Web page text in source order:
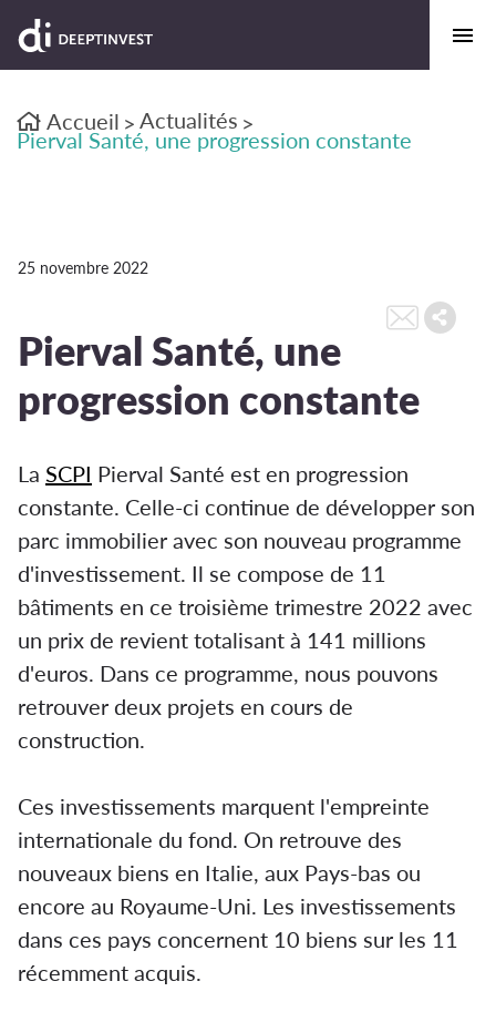
Accueil > Actualités >
Pierval Santé, une progression constante
25 novembre 2022
Pierval Santé, une
progression constante
La SCPI Pierval Santé est en progression
constante. Celle-ci continue de développer son
parc immobilier avec son nouveau programme
d'investissement. Il se compose de 11
bâtiments en ce troisième trimestre 2022 avec
un prix de revient totalisant à 141 millions
d'euros. Dans ce programme, nous pouvons
retrouver deux projets en cours de
construction.
Ces investissements marquent l'empreinte
internationale du fond. On retrouve des
nouveaux biens en Italie, aux Pays-bas ou
encore au Royaume-Uni. Les investissements
dans ces pays concernent 10 biens sur les 11
récemment acquis.